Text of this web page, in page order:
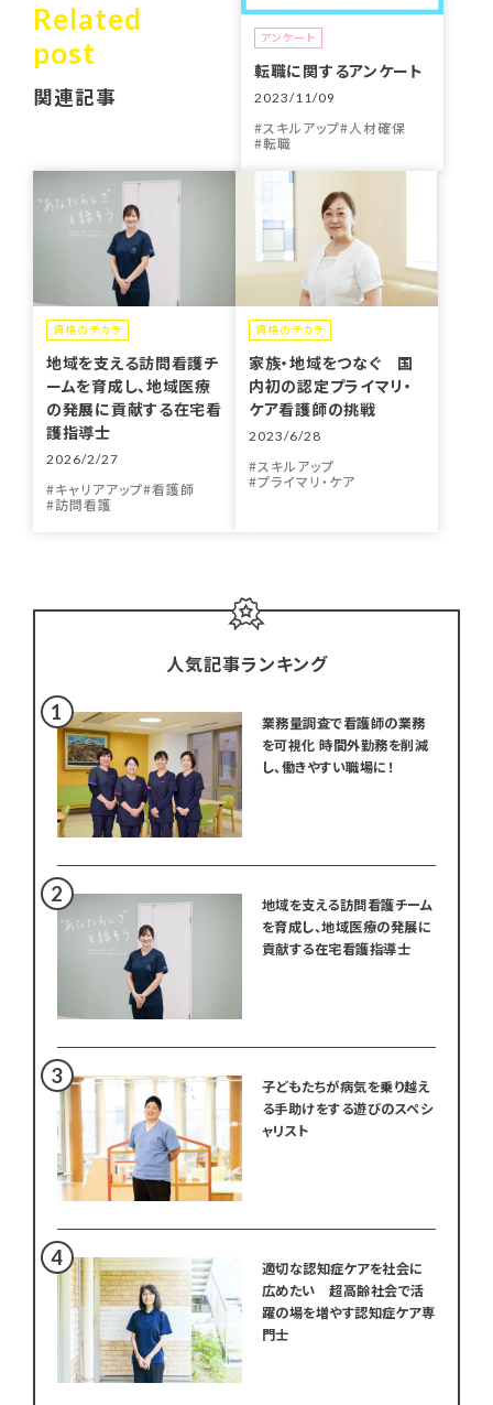
Related
post
関連記事
アンケート
転職に関するアンケート
2023/11/09
スキルアップ
人材確保
転職
資格のチカラ
地域を支える訪問看護チ
ームを育成し、地域医療
の発展に貢献する在宅看
護指導士
2026/2/27
キャリアアップ 看護師
訪問看護
資格のチカラ
家族・地域をつなぐ 国
内初の認定プライマリ・
ケア看護師の挑戦
2023/6/28
スキルアップ
プライマリ・ケア
人気記事ランキング
業務量調査で看護師の業務
を可視化 時間外勤務を削減
し、働きやすい職場に！
地域を支える訪問看護チーム
を育成し、地域医療の発展に
貢献する在宅看護指導士
子どもたちが病気を乗り越え
る手助けをする遊びのスペシ
ャリスト
適切な認知症ケアを社会に
広めたい 超高齢社会で活
躍の場を増やす認知症ケア専
門士